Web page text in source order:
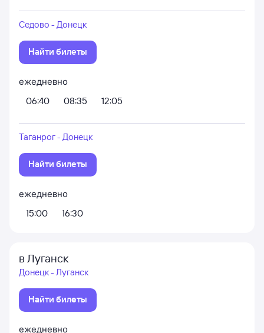
Седово - Донецк
Найти билеты
ежедневно
06:40
08:35 12:05
Таганрог - Донецк
Найти билеты
ежедневно
15:00
16:30
в Луганск
Донецк - Луганск
Найти билеты
ежедневно